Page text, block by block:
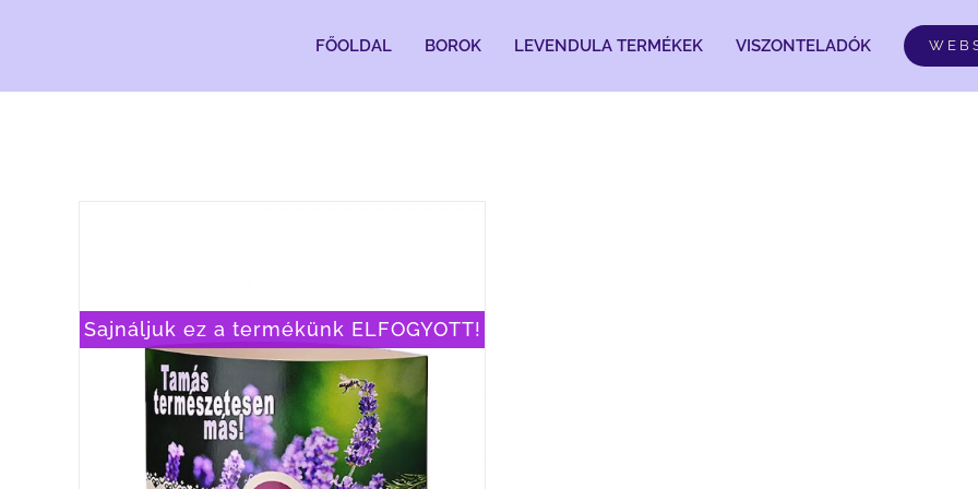
FŐOLDAL BOROK LEVENDULA TERMÉKEK VISZONTELADÓK
Sajnáljuk ez a termékünk ELFOGYOTT!